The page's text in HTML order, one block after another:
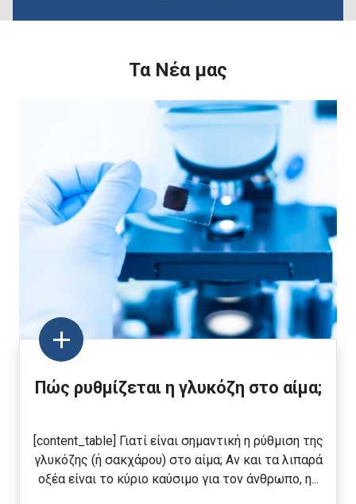
Τα Νέα μας
Πώς ρυθμίζεται η γλυκόζη στο αίμα;
[content_table] Γιατί είναι σημαντική η ρύθμιση της
γλυκόζης (ή σακχάρου) στο αίμα; Αν και τα λιπαρά
οξέα είναι το κύριο καύσιμο για τον άνθρωπο, η...